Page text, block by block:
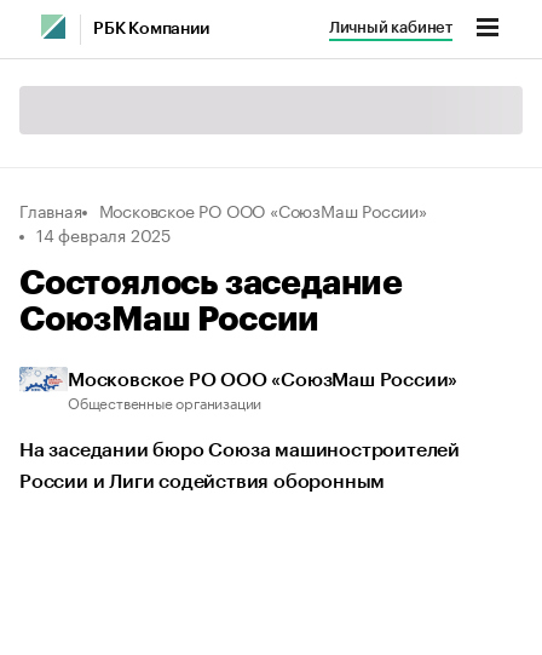
РБК Компании Личный кабинет
Главная
Московское РО ООО «СоюзМаш России»
14 февраля 2025
Состоялось заседание
СоюзМаш России
Московское РО ООО «СоюзМаш России»
Общественные организации
На заседании бюро Союза машиностроителей
России и Лиги содействия оборонным